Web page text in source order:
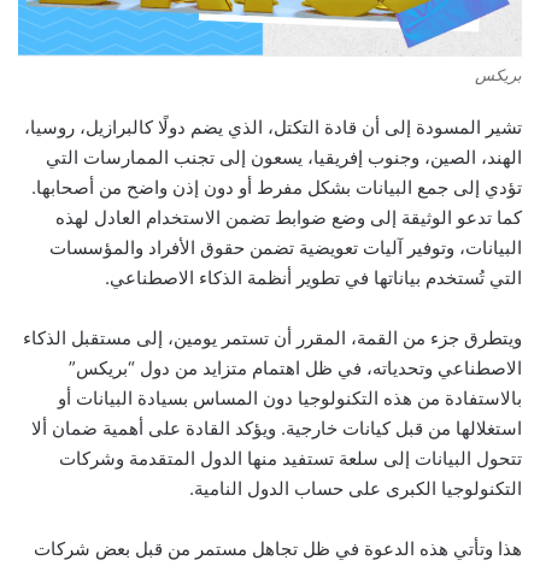
بريكس
تشير المسودة إلى أن قادة التكتل، الذي يضم دولًا كالبرازيل، روسيا،
الهند، الصين، وجنوب إفريقيا، يسعون إلى تجنب الممارسات التي
تؤدي إلى جمع البيانات بشكل مفرط أو دون إذن واضح من أصحابها.
كما تدعو الوثيقة إلى وضع ضوابط تضمن الاستخدام العادل لهذه
البيانات، وتوفير آليات تعويضية تضمن حقوق الأفراد والمؤسسات
التي تُستخدم بياناتها في تطوير أنظمة الذكاء الاصطناعي.
ويتطرق جزء من القمة، المقرر أن تستمر يومين، إلى مستقبل الذكاء
الاصطناعي وتحدياته، في ظل اهتمام متزايد من دول “بريكس”
بالاستفادة من هذه التكنولوجيا دون المساس بسيادة البيانات أو
استغلالها من قبل كيانات خارجية. ويؤكد القادة على أهمية ضمان ألا
تتحول البيانات إلى سلعة تستفيد منها الدول المتقدمة وشركات
التكنولوجيا الكبرى على حساب الدول النامية.
هذا وتأتي هذه الدعوة في ظل تجاهل مستمر من قبل بعض شركات